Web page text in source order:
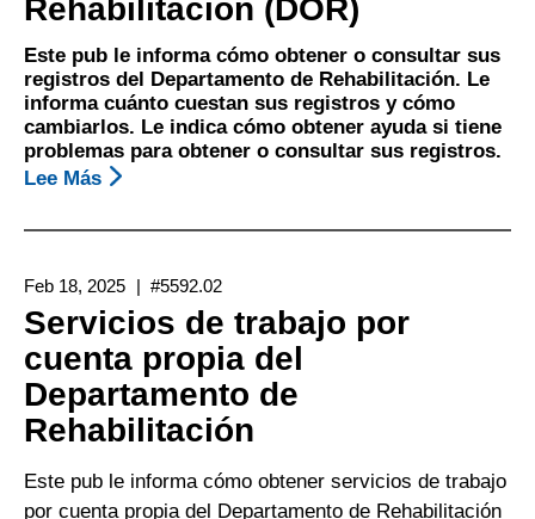
Los
Beneficios
Y
Servicios
Comparables
Rehabilitación (DOR)
Este pub le informa cómo obtener o consultar sus
registros del Departamento de Rehabilitación. Le
informa cuánto cuestan sus registros y cómo
cambiarlos. Le indica cómo obtener ayuda si tiene
problemas para obtener o consultar sus registros.
Lee Más Sobre
De
Hoja
Informativa
De
Registros
Del
Departamento
De
Rehabilitación
Feb 18, 2025 #5592.02
Servicios de trabajo por
cuenta propia del
Departamento de
Rehabilitación
Este pub le informa cómo obtener servicios de trabajo
por cuenta propia del Departamento de Rehabilitación